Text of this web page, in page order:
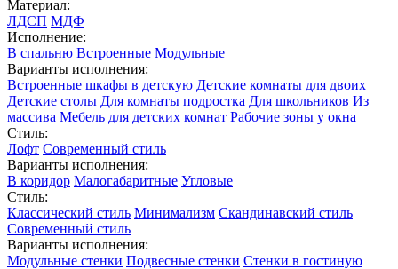
Материал:
ЛДСП МДФ
Исполнение:
В спальню Встроенные Модульные
Варианты исполнения:
Встроенные шкафы в детскую Детские комнаты для двоих
Детские столы Для комнаты подростка Для школьников Из
массива Мебель для детских комнат Рабочие зоны у окна
Стиль:
Лофт Современный стиль
Варианты исполнения:
В коридор Малогабаритные Угловые
Стиль:
Классический стиль Минимализм Скандинавский стиль
Современный стиль
Варианты исполнения:
Модульные стенки Подвесные стенки Стенки в гостиную